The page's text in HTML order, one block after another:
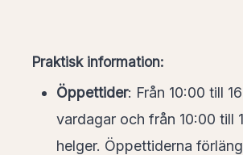
Praktisk information:
Öppettider: Från 10:00 till
vardagar och från 10:00 till
helger. Öppettiderna